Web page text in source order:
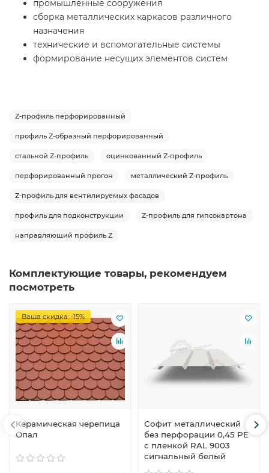
промышленные сооружения
сборка металлических каркасов различного
назначения
технические и вспомогательные системы
формирование несущих элементов систем
Z-профиль перфорированный
профиль Z-образный перфорированный
стальной Z-профиль оцинкованный Z-профиль
перфорированный прогон металлический Z-профиль
Z-профиль для вентилируемых фасадов
профиль для подконструкции Z-профиль для гипсокартона
направляющий профиль Z
Комплектующие товары, рекомендуем
посмотреть
Ваша скидка: -15%
Керамическая черепица
Опал
Софит металлический
без перфорации 0,45 PE
с пленкой RAL 9003
сигнальный белый